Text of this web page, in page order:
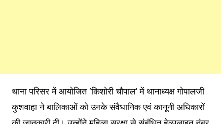
थाना परिसर में आयोजित ‘किशोरी चौपाल’ में थानाध्यक्ष गोपालजी
कुशवाहा ने बालिकाओं को उनके संवैधानिक एवं कानूनी अधिकारों